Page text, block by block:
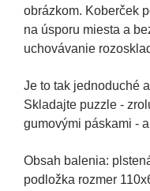
obrázkom. Koberček
na úsporu miesta a
uchovávanie
Je to tak jednoduché
Skladajte puzzle -
gumovými páskami -
Obsah balenia:
podložka rozmer